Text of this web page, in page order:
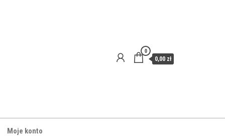
0
0,00 zł
Moje konto